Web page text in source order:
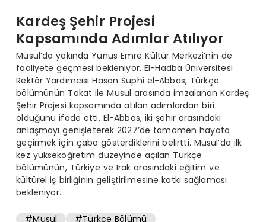
Kardeş Şehir Projesi
Kapsamında Adımlar Atılıyor
Musul’da yakında Yunus Emre Kültür Merkezi’nin de
faaliyete geçmesi bekleniyor. El-Hadba Üniversitesi
Rektör Yardımcısı Hasan Suphi el-Abbas, Türkçe
bölümünün Tokat ile Musul arasında imzalanan Kardeş
Şehir Projesi kapsamında atılan adımlardan biri
olduğunu ifade etti. El-Abbas, iki şehir arasındaki
anlaşmayı genişleterek 2027’de tamamen hayata
geçirmek için çaba gösterdiklerini belirtti. Musul’da ilk
kez yükseköğretim düzeyinde açılan Türkçe
bölümünün, Türkiye ve Irak arasındaki eğitim ve
kültürel iş birliğinin geliştirilmesine katkı sağlaması
bekleniyor.
#Musul #Türkçe Bölümü